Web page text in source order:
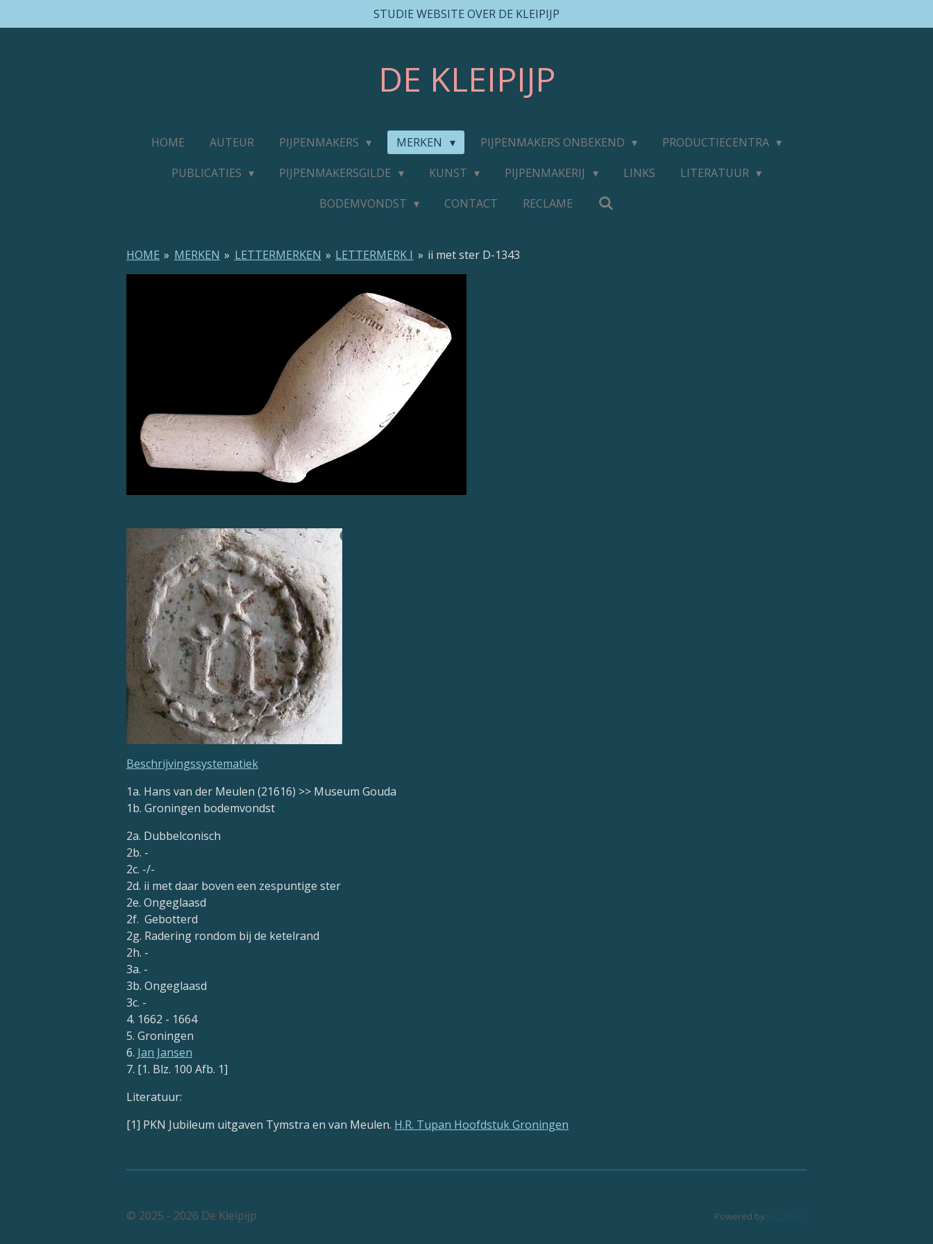
direct
STUDIE WEBSITE OVER DE KLEIPIJP
DE KLEIPIJP
HOME AUTEUR PIJPENMAKERS MERKEN PIJPENMAKERS ONBEKEND
PRODUCTIECENTRA
PUBLICATIES
PIJPENMAKERSGILDE KUNST PIJPENMAKERIJ LINKS
LITERATUUR
BODEMVONDST
CONTACT RECLAME
HOME » MERKEN » LETTERMERKEN » LETTERMERK I » ii met ster D-1343
Beschrijvingssystematiek
1a. Hans van der Meulen (21616) >> Museum Gouda
1b. Groningen bodemvondst
2a. Dubbelconisch
2b. -
2c. -/-
2d. ii met daar boven een zespuntige ster
2e. Ongeglaasd
2f. Gebotterd
2g. Radering rondom bij de ketelrand
2h. -
3a. -
3b. Ongeglaasd
3c. -
4. 1662 - 1664
5. Groningen
6. Jan Jansen
7. [1. Blz. 100 Afb. 1]
Literatuur:
[1] PKN Jubileum uitgaven Tymstra en van Meulen. H.R. Tupan Hoofdstuk Groningen
© 2025 - 2026 De Kleipijp Powered by